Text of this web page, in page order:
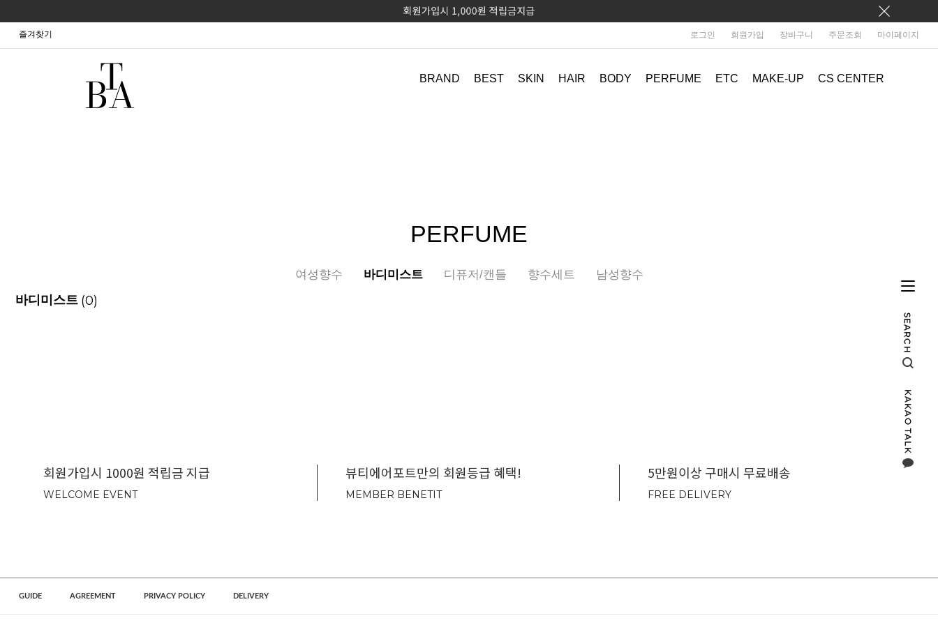
즐겨찾기 로그인 회원가입 장바구니 주문조회 마이페이지
BRAND BEST SKIN HAIR BODY PERFUME ETC MAKE-UP CS CENTER
PERFUME
여성향수 바디미스트 디퓨저/캔들 향수세트 남성향수
바디미스트 (0)
회원가입시 1000원 적립금 지급
WELCOME EVENT
뷰티에어포트만의 회원등급 혜택!
MEMBER BENETIT
5만원이상 구매시 무료배송
FREE DELIVERY
GUIDE AGREEMENT PRIVACY POLICY DELIVERY